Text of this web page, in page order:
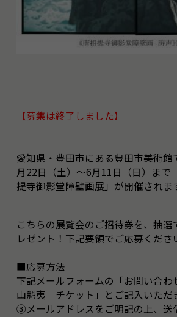
【募集は終了しました】
愛知県・豊田市にある豊田市美術
月22日（土）～6月11日（日）ま
提寺御影堂障壁画展」が開催されま
こちらの展覧会のご招待券を、抽
レゼント！下記要領でご応募くださ
■応募方法
下記メールフォームの「お問い合わ
山魁夷 チケット」とご記入いた
③メールアドレスをご明記の上、送